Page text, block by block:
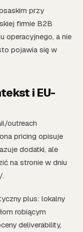
przy
firmie B2B
operacyjnego, a nie
pojawia się w
i EU-
outreach
pricing opisuje
dodatki, ale
na stronie w dniu
plus: lokalny
robiącym
deliverability,